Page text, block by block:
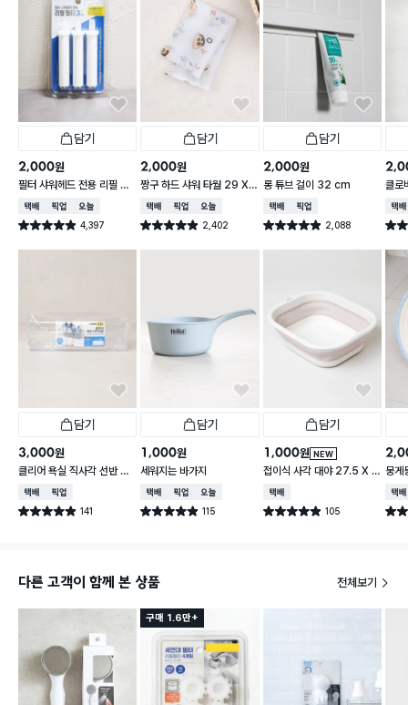
담기
2,000원
필터 샤워헤드 전용 리필 필
터 3개입
택배배송매장픽업오늘배송
별점 4.9점 4,397
건 작성
담기
2,000원
짱구 하드 샤워 타월 29 X
95 cm
택배배송매장픽업오늘배송
별점 4.9점 2,402
건 작성
담기
2,000원
롱 튜브 걸이 32 cm
택배배송매장픽업
별점 4.9점 2,088
건 작성
클로
택배
별점
담기
3,000원
클리어 욕실 직사각 선반 후
크 4개 포함
택배배송매장픽업
별점 4.9점 141
건 작성
담기
1,000원
세워지는 바가지
택배배송매장픽업오늘배송
별점 4.9점 115
건 작성
담기
NEW
1,000원
접이식 사각 대야 27.5 X 2
3 cm
택배배송
별점 4.9점 105
건 작성
뭉게
cm
택배
별점
다른 고객이 함께 본 상품 전체보기
구매 1.6만+